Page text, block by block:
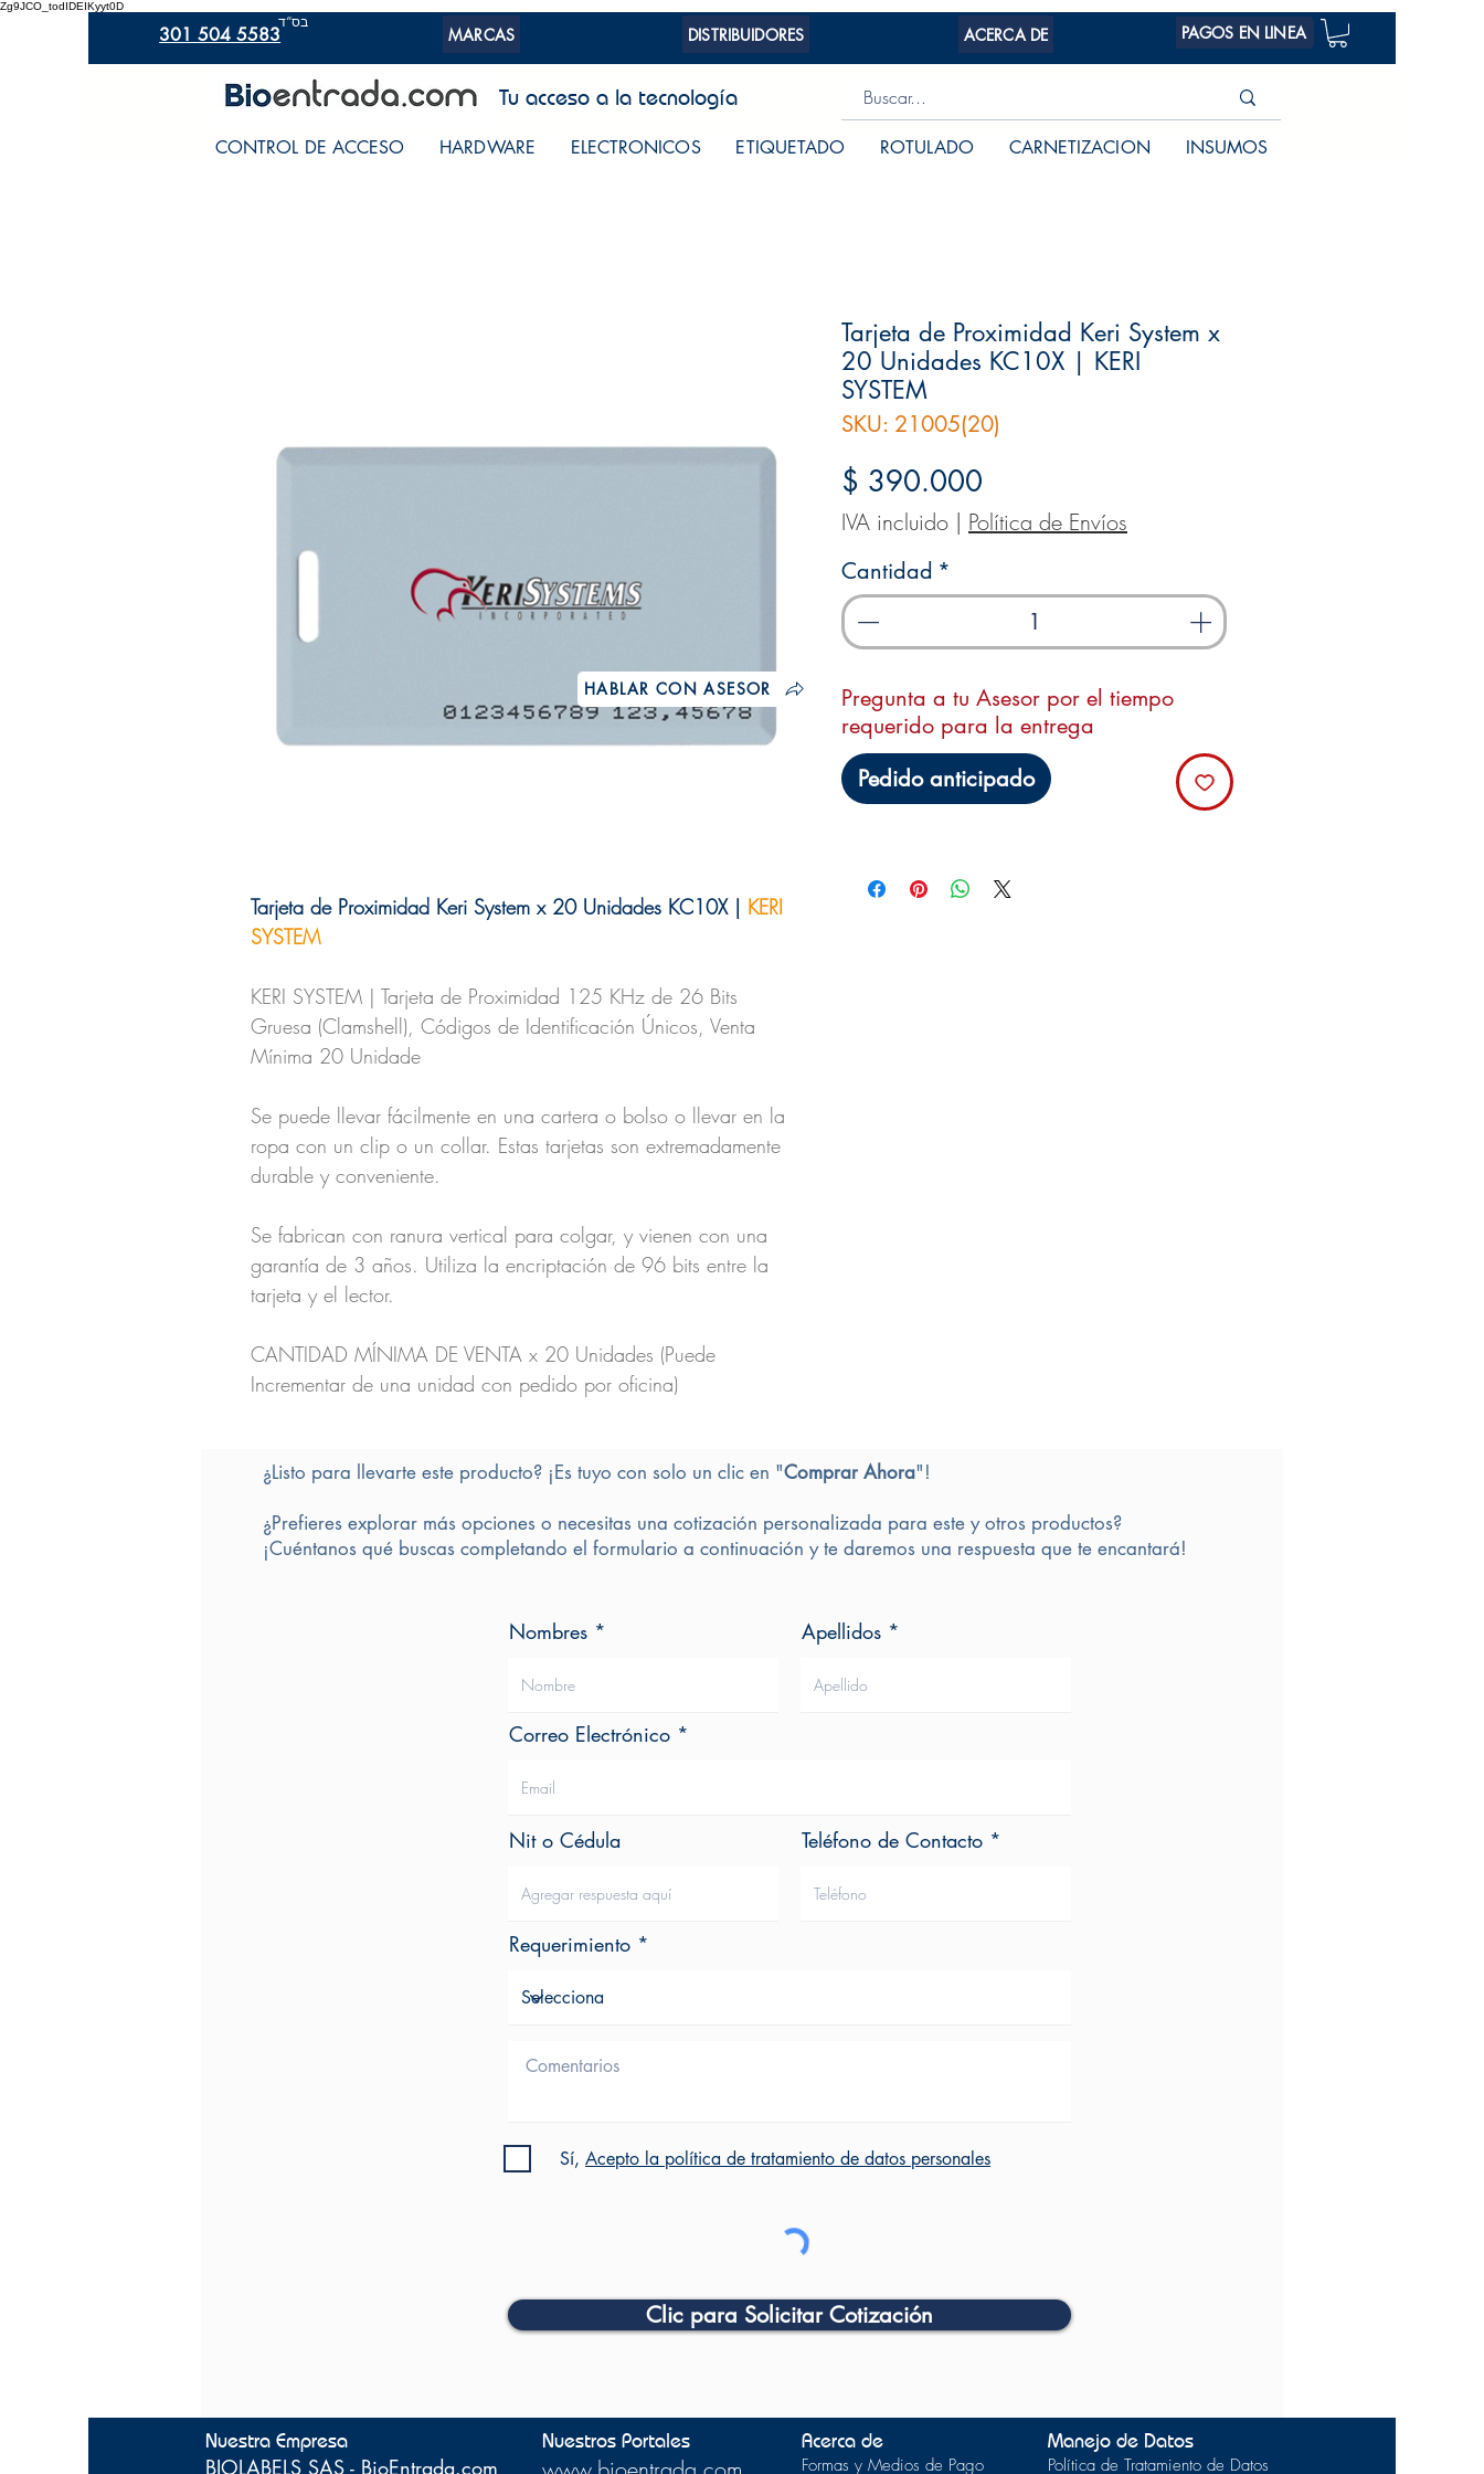
Zg9JCO_todIDEIKyyt0D
301 504 5583
בס“ד
MARCAS DISTRIBUIDORES ACERCA DE PAGOS EN LINEA
Tu acceso a la tecnología
CONTROL DE ACCESO HARDWARE ELECTRONICOS ETIQUETADO ROTULADO CARNETIZACION INSUMOS
Tarjeta de Proximidad Keri System x 20 Unidades KC10X | KERI
SYSTEM
KERI SYSTEM | Tarjeta de Proximidad 125 KHz de 26 Bits
Gruesa (Clamshell), Códigos de Identificación Únicos, Venta
Mínima 20 Unidade
Se puede llevar fácilmente en una cartera o bolso o llevar en la
ropa con un clip o un collar. Estas tarjetas son extremadamente
durable y conveniente.
Se fabrican con ranura vertical para colgar, y vienen con una
garantía de 3 años. Utiliza la encriptación de 96 bits entre la
tarjeta y el lector.
CANTIDAD MÍNIMA DE VENTA x 20 Unidades (Puede
Incrementar de una unidad con pedido por oficina)
Tarjeta de Proximidad Keri System x
20 Unidades KC10X | KERI
SYSTEM
SKU: 21005(20)
$ 390.000
IVA incluido | Política de Envíos
Cantidad *
Pregunta a tu Asesor por el tiempo
requerido para la entrega
Pedido anticipado
HABLAR CON ASESOR
¿Listo para llevarte este producto? ¡Es tuyo con solo un clic en "Comprar Ahora"!
¿Prefieres explorar más opciones o necesitas una cotización personalizada para este y otros productos?
¡Cuéntanos qué buscas completando el formulario a continuación y te daremos una respuesta que te encantará!
Nombres Apellidos
Correo Electrónico
Nit o Cédula Teléfono de Contacto
Requerimiento
Sí, Acepto la política de tratamiento de datos personales
Clic para Solicitar Cotización
Nuestra Empresa
BIOLABELS SAS - BioEntrada.com
Nuestros Portales Acerca de
Formas y Medios de Pago
Manejo de Datos
Política de Tratamiento de Datos